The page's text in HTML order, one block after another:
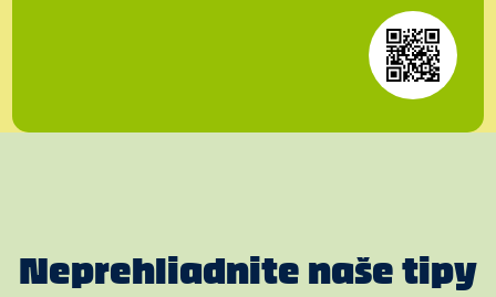
Neprehliadnite naše tipy